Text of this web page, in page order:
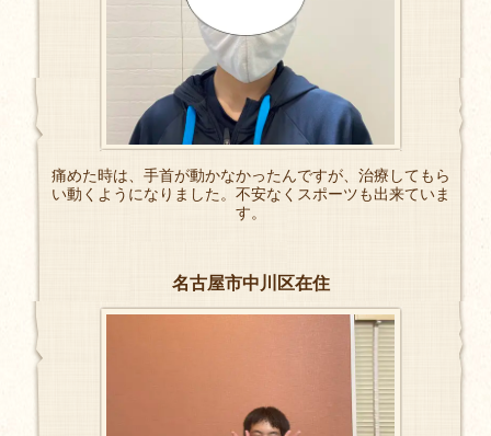
痛めた時は、手首が動かなかったんですが、治療してもら
い動くようになりました。不安なくスポーツも出来ていま
す。
名古屋市中川区在住